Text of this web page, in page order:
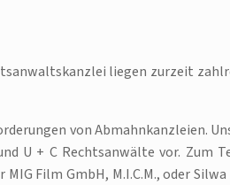
liegen zurzeit
von Abmahnkanzleien.
U + C Rechtsanwälte vor. Zum
Film GmbH, M.I.C.M., oder